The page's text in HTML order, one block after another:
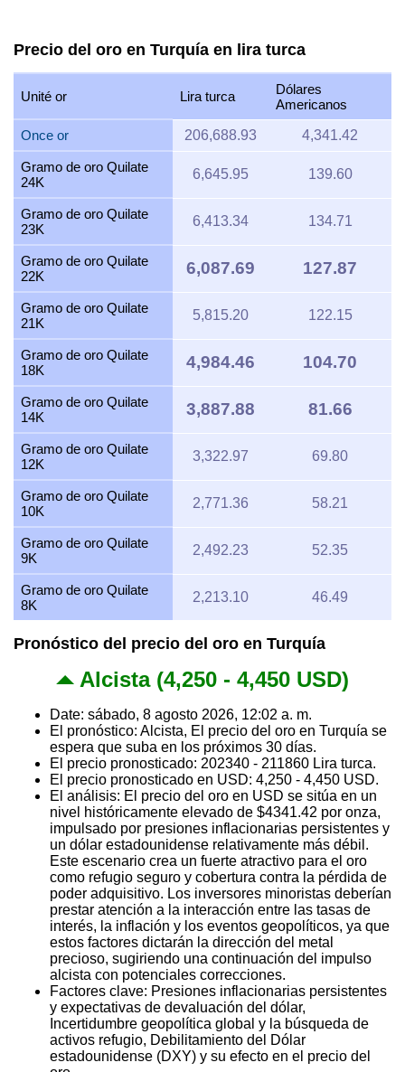
Precio del oro en Turquía en lira turca
Unité or Lira turca
Dólares
Americanos
Once or
206,688.93 4,341.42
Gramo de oro Quilate
24K
6,645.95 139.60
Gramo de oro Quilate
23K
6,413.34 134.71
Gramo de oro Quilate
22K
6,087.69 127.87
Gramo de oro Quilate
21K
5,815.20 122.15
Gramo de oro Quilate
18K
4,984.46 104.70
Gramo de oro Quilate
14K
3,887.88 81.66
Gramo de oro Quilate
12K
3,322.97 69.80
Gramo de oro Quilate
10K
2,771.36 58.21
Gramo de oro Quilate
9K
2,492.23 52.35
Gramo de oro Quilate
8K
2,213.10 46.49
Pronóstico del precio del oro en Turquía
Alcista (4,250 - 4,450 USD)
Date: sábado, 8 agosto 2026, 12:02 a. m.
El pronóstico: Alcista, El precio del oro en Turquía se
espera que suba en los próximos 30 días.
El precio pronosticado: 202340 - 211860 Lira turca.
El precio pronosticado en USD: 4,250 - 4,450 USD.
El análisis: El precio del oro en USD se sitúa en un
nivel históricamente elevado de $4341.42 por onza,
impulsado por presiones inflacionarias persistentes y
un dólar estadounidense relativamente más débil.
Este escenario crea un fuerte atractivo para el oro
como refugio seguro y cobertura contra la pérdida de
poder adquisitivo. Los inversores minoristas deberían
prestar atención a la interacción entre las tasas de
interés, la inflación y los eventos geopolíticos, ya que
estos factores dictarán la dirección del metal
precioso, sugiriendo una continuación del impulso
alcista con potenciales correcciones.
Factores clave: Presiones inflacionarias persistentes
y expectativas de devaluación del dólar,
Incertidumbre geopolítica global y la búsqueda de
activos refugio, Debilitamiento del Dólar
estadounidense (DXY) y su efecto en el precio del